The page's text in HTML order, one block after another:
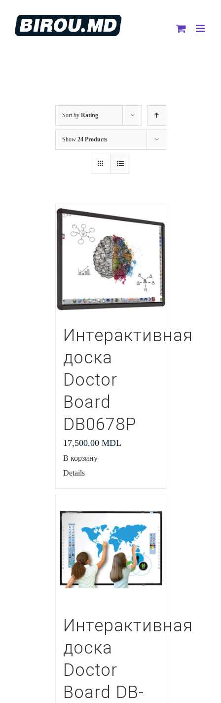
content
Sort by Rating
Show 24 Products
Интерактивная
доска
Doctor
Board
DB0678P
17,500.00 MDL
В корзину
Details
Интерактивная
доска
Doctor
Board DB-